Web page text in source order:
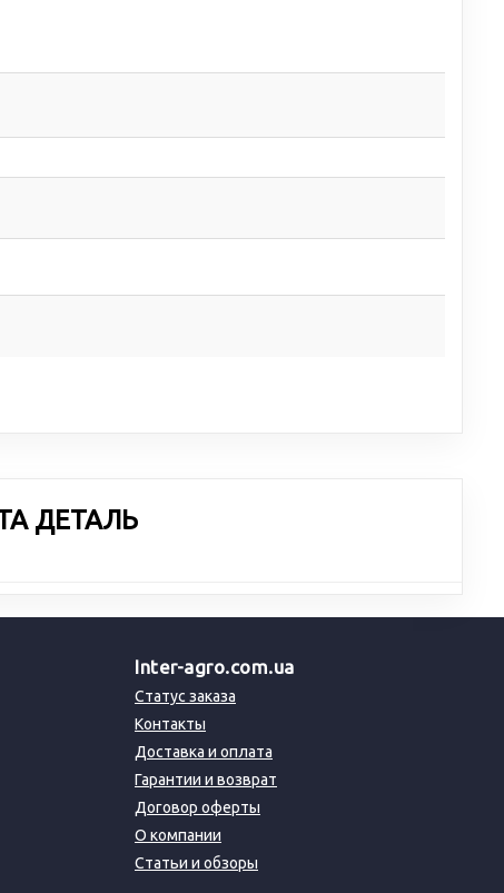
ДЕТАЛЬ
Inter-agro.com.ua
Статус заказа
Контакты
Доставка и оплата
Гарантии и возврат
Договор оферты
О компании
Статьи и обзоры